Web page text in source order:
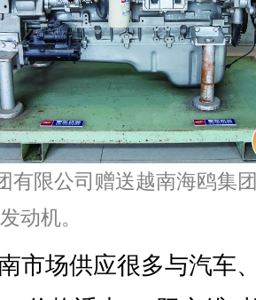
有限公司赠送越南海鸥集
动机。
市场供应很多与汽车